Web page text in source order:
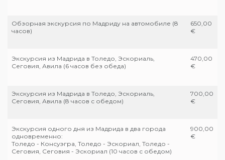
Обзорная экскурсия по Мадриду на автомобиле (8
часов)
650,00
€
Экскурсия из Мадрида в Толедо, Эскориаль,
Сеговия, Авила (6 часов без обеда)
470,00
€
Экскурсия из Мадрида в Толедо, Эскориаль,
Сеговия, Авила (8 часов с обедом)
700,00
€
Экскурсия одного дня из Мадрида в два города
одновременно:
Толедо - Консуэгра, Толедо - Эскориал, Толедо -
Сеговия, Сеговия - Эскориал (10 часов с обедом)
900,00
€